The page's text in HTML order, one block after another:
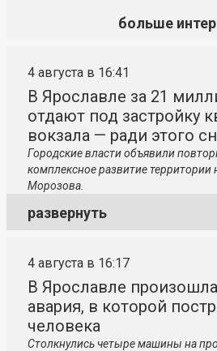
больше
4 августа в 16:41
В Ярославле за 21
отдают под застройку
вокзала — ради этого
Городские власти объявили
комплексное развитие территории
Морозова.
развернуть
4 августа в 16:17
В Ярославле
авария, в которой
человека
Столкнулись четыре машины на